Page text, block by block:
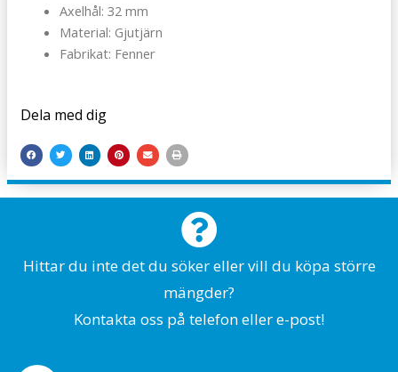
Axelhål: 32 mm
Material: Gjutjärn
Fabrikat: Fenner
Dela med dig
Hittar du inte det du söker eller vill du köpa större
mängder?
Kontakta oss på telefon eller e-post!